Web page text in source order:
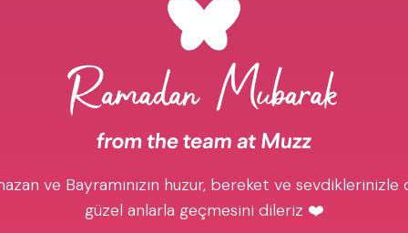
ve Bayramınızın huzur, bereket ve sevdiklerinizle
güzel anlarla geçmesini dileriz ❤️